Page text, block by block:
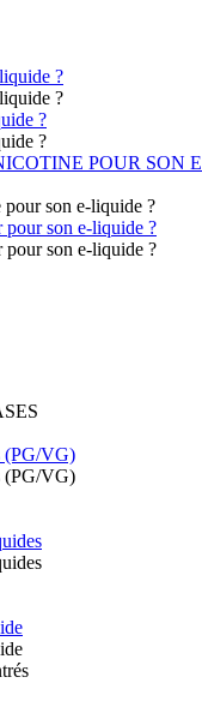
?
?
?
?
POUR SON
pour son e-liquide ?
pour son e-liquide ?
pour son e-liquide ?
(PG/VG)
(PG/VG)